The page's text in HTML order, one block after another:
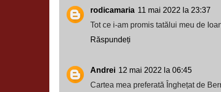
rodicamaria 11 mai 2022 la 23:37
Tot ce i-am promis tatălui meu de
Răspundeți
Andrei 12 mai 2022 la 06:45
Cartea mea preferată Înghețat de